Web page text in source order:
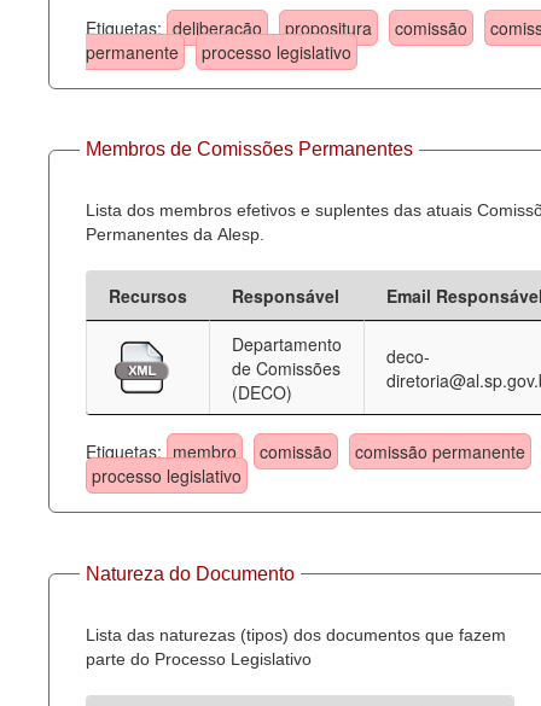
Etiquetas: deliberação propositura comissão
permanente
processo legislativo
Membros de Comissões Permanentes
Lista dos membros efetivos e suplentes das atuais
Permanentes da Alesp.
Recursos Responsável
Email
Departamento
de Comissões
(DECO)
deco-
Etiquetas: membro comissão
comissão permanente
processo legislativo
Natureza do Documento
Lista das naturezas (tipos) dos documentos que fazem
parte do Processo Legislativo